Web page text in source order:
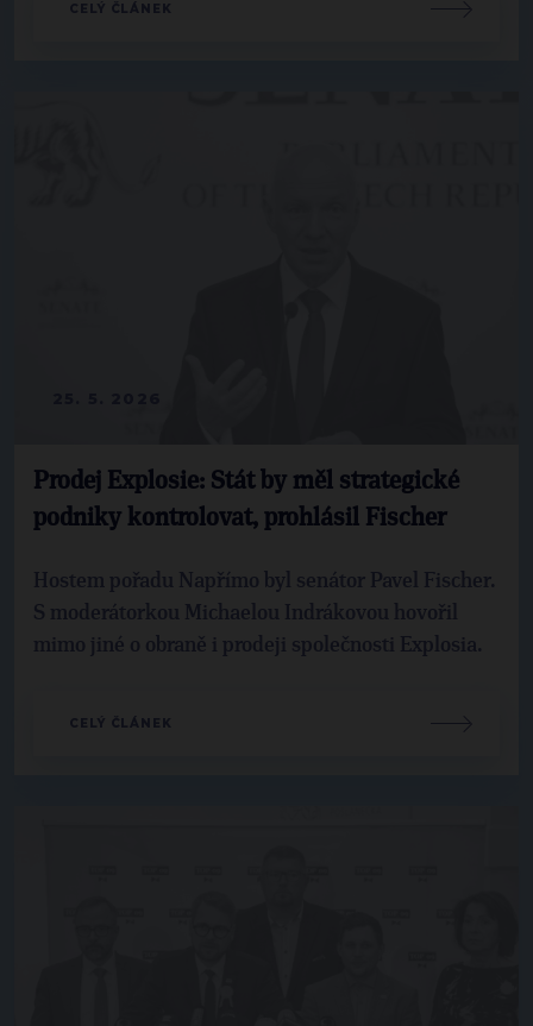
CELÝ ČLÁNEK
Prodej Explosie: Stát by měl strategické
podniky kontrolovat, prohlásil Fischer
Hostem pořadu Napřímo byl senátor Pavel Fischer.
S moderátorkou Michaelou Indrákovou hovořil
mimo jiné o obraně i prodeji společnosti Explosia.
CELÝ ČLÁNEK